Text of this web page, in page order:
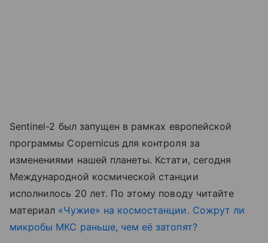
Sentinel-2 был запущен в рамках европейской
программы Copernicus для контроля за
изменениями нашей планеты. Кстати, сегодня
Международной космической станции
исполнилось 20 лет. По этому поводу читайте
материал «Чужие» на космостанции. Сожрут ли
микробы МКС раньше, чем её затопят?